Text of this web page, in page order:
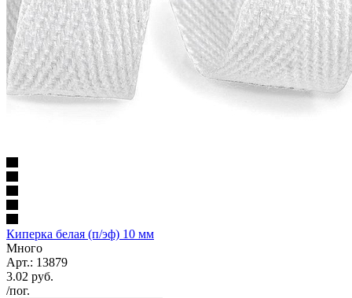
Киперка белая (п/эф) 10 мм
Много
Арт.: 13879
3.02 руб.
/пог.